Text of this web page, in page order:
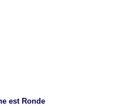
est Ronde